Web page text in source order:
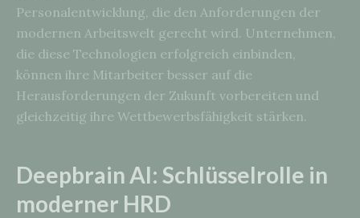
Personalentwicklung, die den Anforderungen der
modernen Arbeitswelt gerecht wird. Unternehmen,
die diese Technologien erfolgreich einbinden,
können ihre Mitarbeiter besser auf die
Herausforderungen der Zukunft vorbereiten und
gleichzeitig ihre Wettbewerbsfähigkeit stärken.
Deepbrain AI: Schlüsselrolle in
moderner HRD